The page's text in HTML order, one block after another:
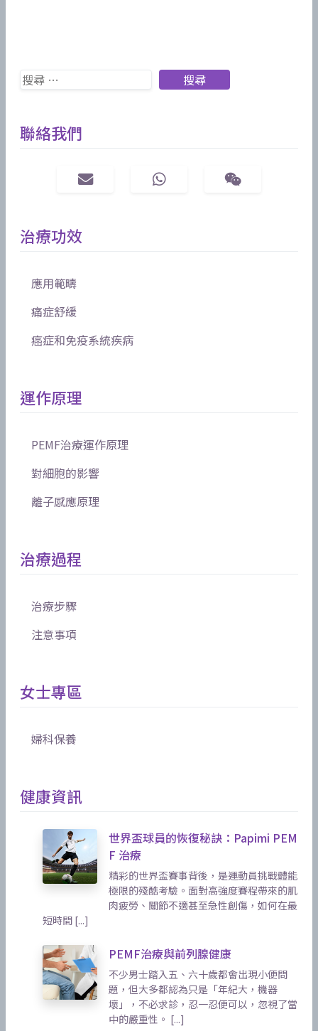
Search 搜尋
聯絡我們
治療功效
應用範疇
痛症舒緩
癌症和免疫系統疾病
運作原理
PEMF治療運作原理
對細胞的影響
離子感應原理
治療過程
治療步驟
注意事項
女士專區
婦科保養
健康資訊
世界盃球員的恢復秘訣：Papimi PEM
F 治療
精彩的世界盃賽事背後，是運動員挑戰體能
極限的殘酷考驗。面對高強度賽程帶來的肌
肉疲勞、關節不適甚至急性創傷，如何在最
短時間 [...]
PEMF治療與前列腺健康
不少男士踏入五、六十歲都會出現小便問
題，但大多都認為只是「年紀大，機器
壞」，不必求診，忍一忍便可以，忽視了當
中的嚴重性。 [...]